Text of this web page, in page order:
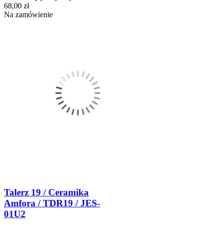
68,00 zł
Na zamówienie
Talerz 19 / Ceramika
Amfora / TDR19 / JES-
01U2